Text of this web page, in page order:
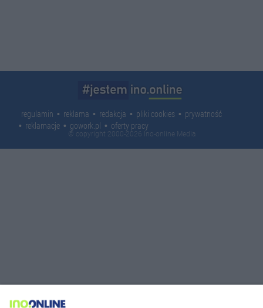
regulamin reklama redakcja pliki cookies
prywatność
reklamacje
gowork.pl oferty pracy
© copyright 2000-2026 Ino-online Media